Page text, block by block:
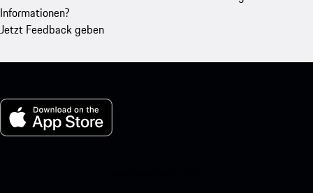
Informationen?
Jetzt Feedback geben